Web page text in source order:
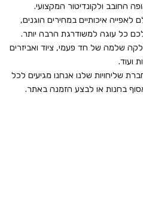
החובב ולקונדיטור המקצועי.
איכותיים במחירים הוגנים,
לכם כל עוגה למשודרגת הרבה יותר.
שלמה של חד פעמי, ציוד ואביזרים
ועוד.
שליחויות שלנו אנחנו מגיעים לכל
בחנות או לבצע הזמנה באתר.